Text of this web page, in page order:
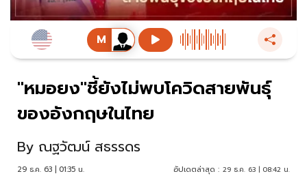
"หมอยง"ชี้ยังไม่พบโควิดสายพันธุ์
ของอังกฤษในไทย
By ณฐวัฒน์ สธรรดร
29 ธ.ค. 63 | 01:35 น. อัปเดตล่าสุด : 29 ธ.ค. 63 | 08:42 น.